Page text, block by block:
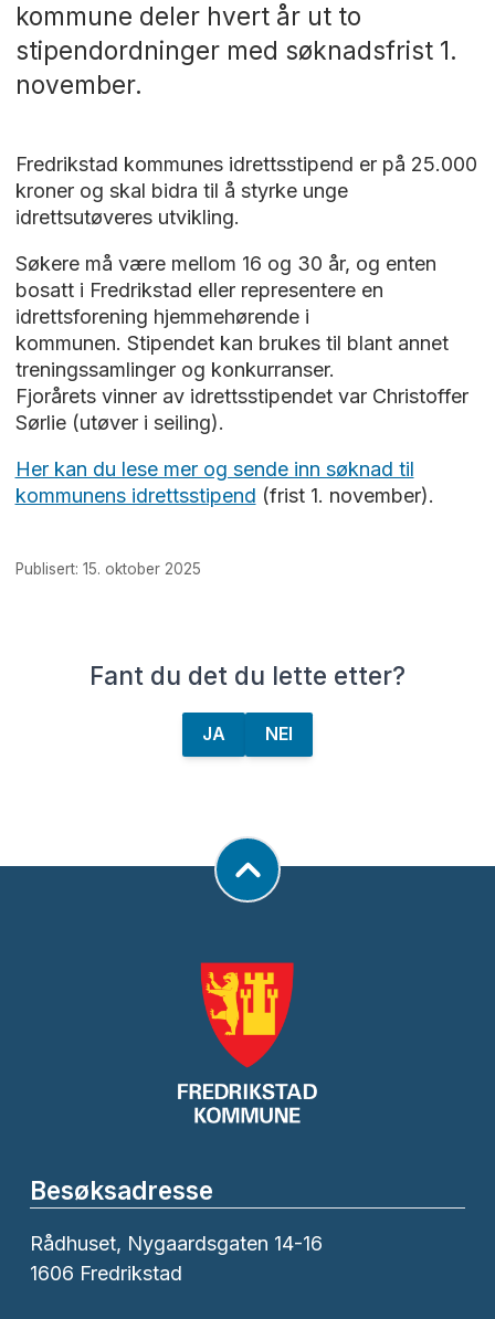
kommune deler hvert år ut to
stipendordninger med søknadsfrist 1.
november.
Fredrikstad kommunes idrettsstipend er på 25.000
kroner og skal bidra til å styrke unge
idrettsutøveres utvikling.
Søkere må være mellom 16 og 30 år, og enten
bosatt i Fredrikstad eller representere en
idrettsforening hjemmehørende i
kommunen. Stipendet kan brukes til blant annet
treningssamlinger og konkurranser.
Fjorårets vinner av idrettsstipendet var Christoffer
Sørlie (utøver i seiling).
Her kan du lese mer og sende inn søknad til
kommunens idrettsstipend (frist 1. november).
Publisert: 15. oktober 2025
Fant du det du lette etter?
JA NEI
Besøksadresse
Rådhuset, Nygaardsgaten 14-16
1606 Fredrikstad